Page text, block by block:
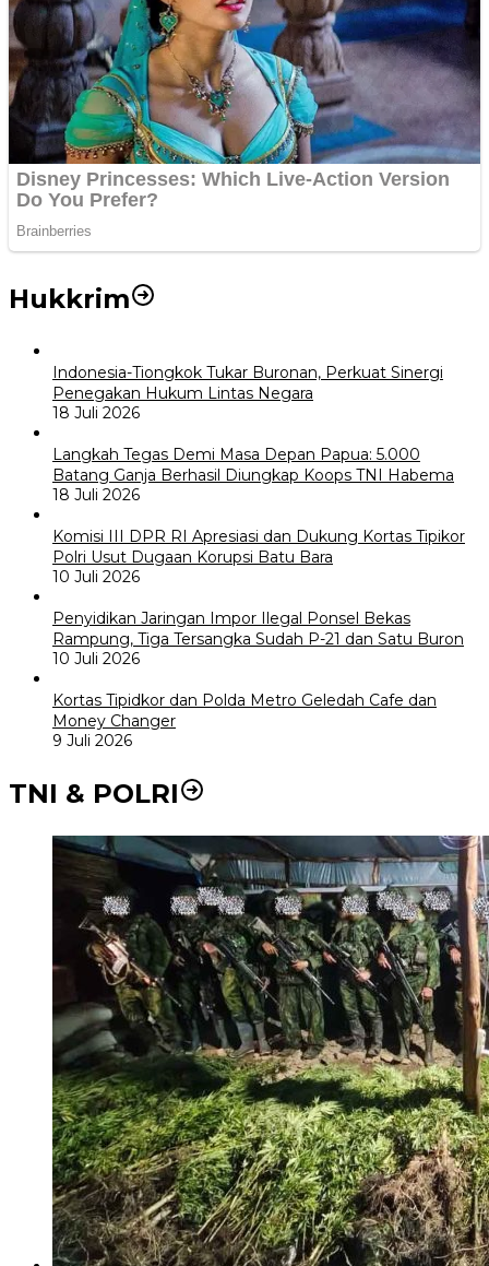
Hukkrim
Indonesia-Tiongkok Tukar Buronan, Perkuat Sinergi
Penegakan Hukum Lintas Negara
18 Juli 2026
Langkah Tegas Demi Masa Depan Papua: 5.000
Batang Ganja Berhasil Diungkap Koops TNI Habema
18 Juli 2026
Komisi III DPR RI Apresiasi dan Dukung Kortas Tipikor
Polri Usut Dugaan Korupsi Batu Bara
10 Juli 2026
Penyidikan Jaringan Impor Ilegal Ponsel Bekas
Rampung, Tiga Tersangka Sudah P-21 dan Satu Buron
10 Juli 2026
Kortas Tipidkor dan Polda Metro Geledah Cafe dan
Money Changer
9 Juli 2026
TNI & POLRI